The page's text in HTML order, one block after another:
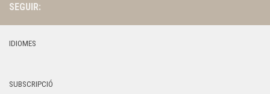
SEGUIR:
IDIOMES
SUBSCRIPCIÓ